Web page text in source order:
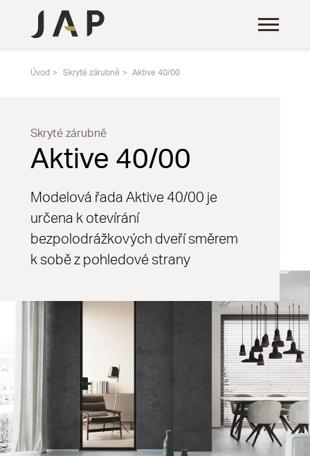
Úvod Skryté zárubně Aktive 40/00
Skryté zárubně
Aktive 40/00
Modelová řada Aktive 40/00 je
určena k otevírání
bezpolodrážkových dveří směrem
k sobě z pohledové strany